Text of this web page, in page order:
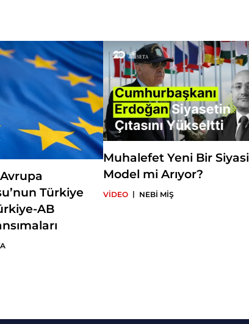
Türkiye
AB
Muhalefet Yeni Bir Siyasi
Model mi Arıyor?
VİDEO | NEBİ MİŞ